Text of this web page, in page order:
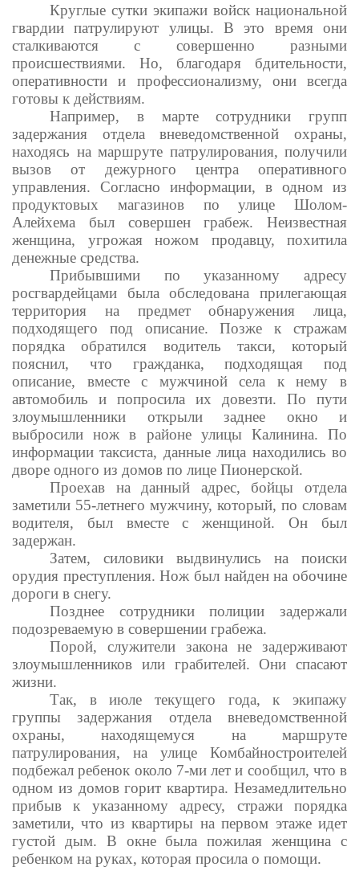
Круглые сутки экипажи войск национальной
гвардии патрулируют улицы. В это время они
сталкиваются с совершенно разными
происшествиями. Но, благодаря бдительности,
оперативности и профессионализму, они всегда
готовы к действиям.
Например, в марте сотрудники групп
задержания отдела вневедомственной охраны,
находясь на маршруте патрулирования, получили
вызов от дежурного центра оперативного
управления. Согласно информации, в одном из
продуктовых магазинов по улице Шолом-
Алейхема был совершен грабеж. Неизвестная
женщина, угрожая ножом продавцу, похитила
денежные средства.
Прибывшими по указанному адресу
росгвардейцами была обследована прилегающая
территория на предмет обнаружения лица,
подходящего под описание. Позже к стражам
порядка обратился водитель такси, который
пояснил, что гражданка, подходящая под
описание, вместе с мужчиной села к нему в
автомобиль и попросила их довезти. По пути
злоумышленники открыли заднее окно и
выбросили нож в районе улицы Калинина. По
информации таксиста, данные лица находились во
дворе одного из домов по лице Пионерской.
Проехав на данный адрес, бойцы отдела
заметили 55-летнего мужчину, который, по словам
водителя, был вместе с женщиной. Он был
задержан.
Затем, силовики выдвинулись на поиски
орудия преступления. Нож был найден на обочине
дороги в снегу.
Позднее сотрудники полиции задержали
подозреваемую в совершении грабежа.
Порой, служители закона не задерживают
злоумышленников или грабителей. Они спасают
жизни.
Так, в июле текущего года, к экипажу
группы задержания отдела вневедомственной
охраны, находящемуся на маршруте
патрулирования, на улице Комбайностроителей
подбежал ребенок около 7-ми лет и сообщил, что в
одном из домов горит квартира. Незамедлительно
прибыв к указанному адресу, стражи порядка
заметили, что из квартиры на первом этаже идет
густой дым. В окне была пожилая женщина с
ребенком на руках, которая просила о помощи.